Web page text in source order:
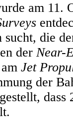
am 11.
sucht, die
der Near-
Jet
der
dass